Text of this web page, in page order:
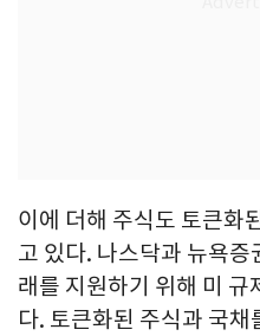
이에 더해 주식도 토큰화
고 있다. 나스닥과 뉴욕증
래를 지원하기 위해 미 규
다. 토큰화된 주식과 국